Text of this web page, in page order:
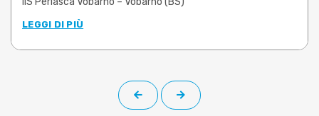
LEGGI DI PIÙ